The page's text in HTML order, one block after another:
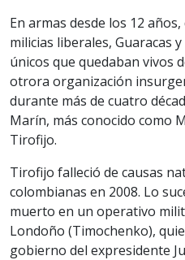
En armas desde los 12
milicias liberales, Guaracas
únicos que quedaban vivos
otrora organización
durante más de cuatro
Marín, más conocido como
Tirofijo.
Tirofijo falleció de causas
colombianas en 2008. Lo
muerto en un operativo
Londoño (Timochenko),
gobierno del expresidente